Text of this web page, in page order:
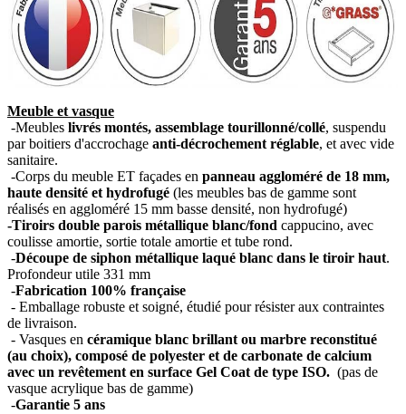
Meuble et vasque
-Meubles livrés montés, assemblage tourillonné/collé, suspendu
par boitiers d'accrochage anti-décrochement réglable, et avec vide
sanitaire.
-Corps du meuble ET façades en panneau aggloméré de 18 mm,
haute densité et hydrofugé (les meubles bas de gamme sont
réalisés en aggloméré 15 mm basse densité, non hydrofugé)
-Tiroirs double parois métallique blanc/fond cappucino, avec
coulisse amortie, sortie totale amortie et tube rond.
-Découpe de siphon métallique laqué blanc dans le tiroir haut.
Profondeur utile 331 mm
-Fabrication 100% française
- Emballage robuste et soigné, étudié pour résister aux contraintes
de livraison.
- Vasques en céramique blanc brillant ou marbre reconstitué
(au choix), composé de polyester et de carbonate de calcium
avec un revêtement en surface Gel Coat de type ISO. (pas de
vasque acrylique bas de gamme)
-Garantie 5 ans